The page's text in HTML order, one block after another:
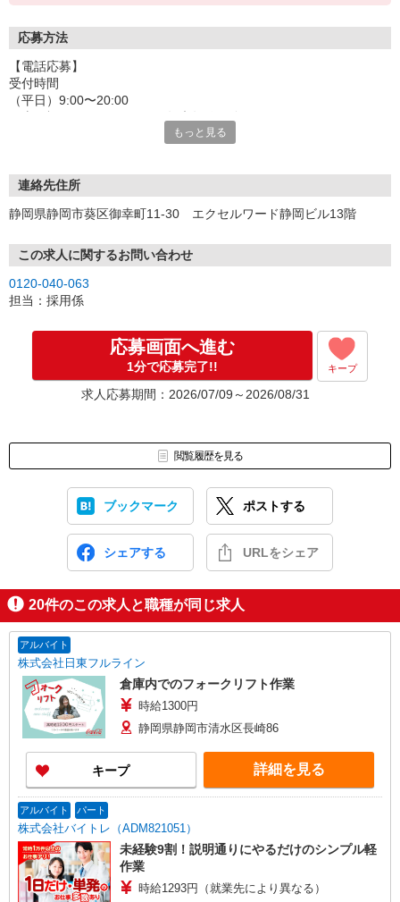
応募方法
【電話応募】
受付時間
（平日）9:00〜20:00
【WEB応募】
電話受付時間内でのご応募であれば、即対応しております。
しております。オンライン面談の方法は、ご応募の後にお電話でご
案内いたします。
来社面談をご希望の場合は、お電話の際にお申し付けください。
もっと見る
連絡先住所
静岡県静岡市葵区御幸町11-30 エクセルワード静岡ビル13階
この求人に関するお問い合わせ
0120-040-063
担当：採用係
応募画面へ進む
1分で応募完了!! キープ
求人応募期間：2026/07/09～2026/08/31
閲覧履歴を見る
ブックマーク ポストする
シェアする URLをシェア
20件のこの求人と職種が同じ求人
アルバイト
株式会社日東フルライン
倉庫内でのフォークリフト作業
時給1300円
静岡県静岡市清水区長崎86
キープ 詳細を見る
アルバイト パート
株式会社バイトレ（ADM821051）
未経験9割！説明通りにやるだけのシンプル軽
作業
時給1293円（就業先により異なる）